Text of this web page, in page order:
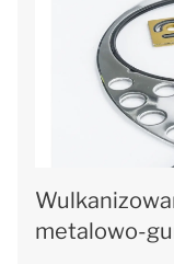
metalowo-